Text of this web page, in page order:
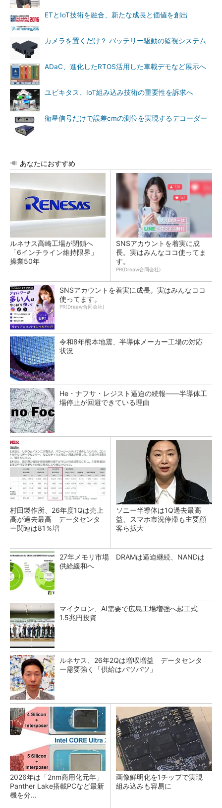
ETとIoT技術を融合、新たな成長と価値を創出
カメラを置くだけ？ バッテリー駆動の監視システム
ADaC、進化したRTOS活用した車載デモなど展示へ
ユビキタス、IoT組み込み技術の重要性を訴求へ
衛星信号だけで誤差cmの測位を実現するデコーダー
あなたにおすすめ
ルネサス高崎工場が閉鎖へ
「6インチライン維持限界」
操業50年
SNSアカウントを着実に成
長。実はみんなココ使ってま
す。
PR(Dreaw合同会社)
SNSアカウントを着実に成長。実はみんなココ
使ってます。
PR(Dreaw合同会社)
令和8年熊本地震、半導体メーカー工場の対応
状況
He・ナフサ・レジスト逼迫の続報――半導体工
場停止が回避できている理由
村田製作所、26年度1Qは売上
高が過去最高 データセンタ
ー関連は81％増
ソニー半導体は1Q過去最高
益、スマホ市況停滞も主要顧
客ら拡大
27年メモリ市場 DRAMは逼迫継続、NANDは
供給緩和へ
マイクロン、AI需要で広島工場増強へ起工式
1.5兆円投資
ルネサス、26年2Qは増収増益 データセンタ
ー需要強く「供給はパツパツ」
2026年は「2nm商用化元年」
Panther Lake搭載PCなど最新
機を分...
画像鮮明化を1チップで実現
組み込みも容易に